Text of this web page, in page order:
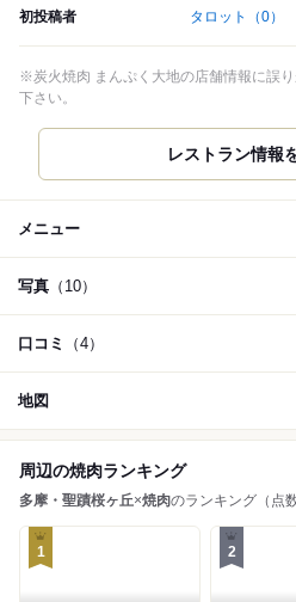
初投稿者 タロット （0）
※炭火焼肉 まんぷく大地の店舗情報に誤
下さい。
レストラン情報
メニュー
写真 （10）
口コミ （4）
地図
周辺の焼肉ランキング
多摩・聖蹟桜ヶ丘×焼肉のランキング（点
1 2